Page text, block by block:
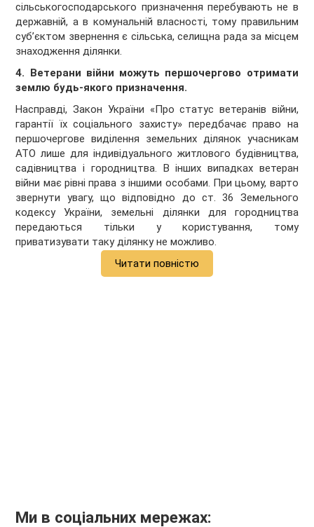
сільськогосподарського призначення перебувають не в
державній, а в комунальній власності, тому правильним
суб’єктом звернення є сільська, селищна рада за місцем
знаходження ділянки.
4. Ветерани війни можуть першочергово отримати
землю будь-якого призначення.
Насправді, Закон України «Про статус ветеранів війни,
гарантії їх соціального захисту» передбачає право на
першочергове виділення земельних ділянок учасникам
АТО лише для індивідуального житлового будівництва,
садівництва і городництва. В інших випадках ветеран
війни має рівні права з іншими особами. При цьому, варто
звернути увагу, що відповідно до ст. 36 Земельного
кодексу України, земельні ділянки для городництва
передаються тільки у користування, тому
приватизувати таку ділянку не можливо.
Читати повністю
Ми в соціальних мережах: